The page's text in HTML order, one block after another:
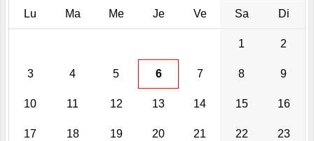
Lu Ma Me Je Ve Sa Di
1 2
3 4 5 6 7 8 9
10 11 12 13 14 15 16
17 18 19 20 21 22 23